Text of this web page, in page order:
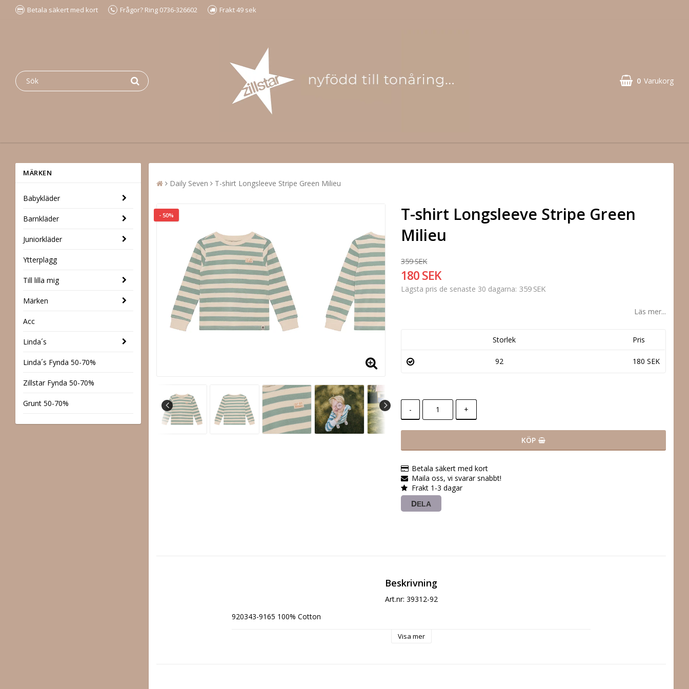
Betala säkert med kort Frågor? Ring 0736-326602 Frakt 49 sek
0 Varukorg
MÄRKEN
Babykläder
Barnkläder
Juniorkläder
Ytterplagg
Till lilla mig
Märken
Acc
Linda´s
Linda´s Fynda 50-70%
Zillstar Fynda 50-70%
Grunt 50-70%
Daily Seven T-shirt Longsleeve Stripe Green Milieu
- 50%
T-shirt Longsleeve Stripe Green
Milieu
359 SEK
180 SEK
Lägsta pris de senaste 30 dagarna 359 SEK
Läs mer...
Storlek Pris
92 180 SEK
- +
KÖP
Betala säkert med kort
Maila oss, vi svarar snabbt!
Frakt 1-3 dagar
DELA
Beskrivning
Art.nr: 39312-92
920343-9165 100% Cotton
Visa mer